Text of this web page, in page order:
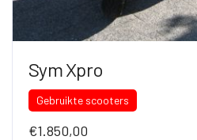
Sym Xpro
Gebruikte scooters
€1.850,00